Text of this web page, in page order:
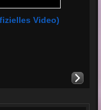
Video)